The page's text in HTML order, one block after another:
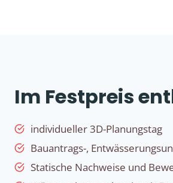
Im Festpreis
individueller 3D-Planungstag
Bauantrags-,
Statische Nachweise und